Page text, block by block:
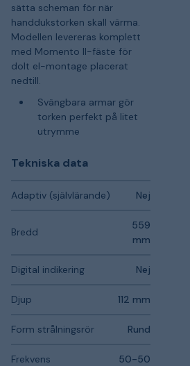
sätta scheman för när
handdukstorken skall värma.
Modellen levereras komplett
med Momento II-fäste för
dolt el-montage placerat
nedtill.
Svängbara armar gör
torken perfekt på litet
utrymme
Tekniska data
Adaptiv (självlärande) Nej
Bredd
559
mm
Digital indikering Nej
Djup 112 mm
Form strålningsrör Rund
Frekvens
50-50